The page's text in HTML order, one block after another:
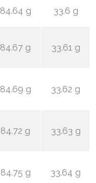
84.64 g 33.6 g
84.67 g 33.61 g
84.69 g 33.62 g
84.72 g 33.63 g
84.75 g 33.64 g